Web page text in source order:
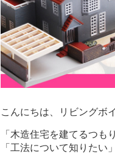
こんにちは、リビングボ
「木造住宅を建てるつも
「工法について知りたい